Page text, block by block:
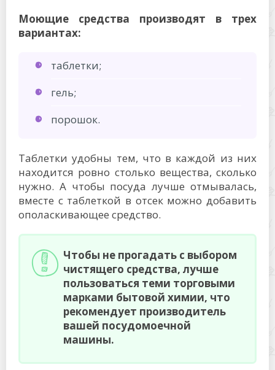
Моющие средства производят в трех
вариантах:
таблетки;
гель;
порошок.
Таблетки удобны тем, что в каждой из них
находится ровно столько вещества, сколько
нужно. А чтобы посуда лучше отмывалась,
вместе с таблеткой в отсек можно добавить
ополаскивающее средство.
Чтобы не прогадать с выбором
чистящего средства, лучше
пользоваться теми торговыми
марками бытовой химии, что
рекомендует производитель
вашей посудомоечной
машины.